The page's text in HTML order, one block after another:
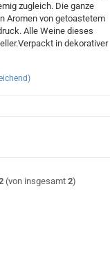
zugleich. Die ganze
Aromen von getoastetem
Alle Weine dieses
in dekorativer
(von insgesamt2)